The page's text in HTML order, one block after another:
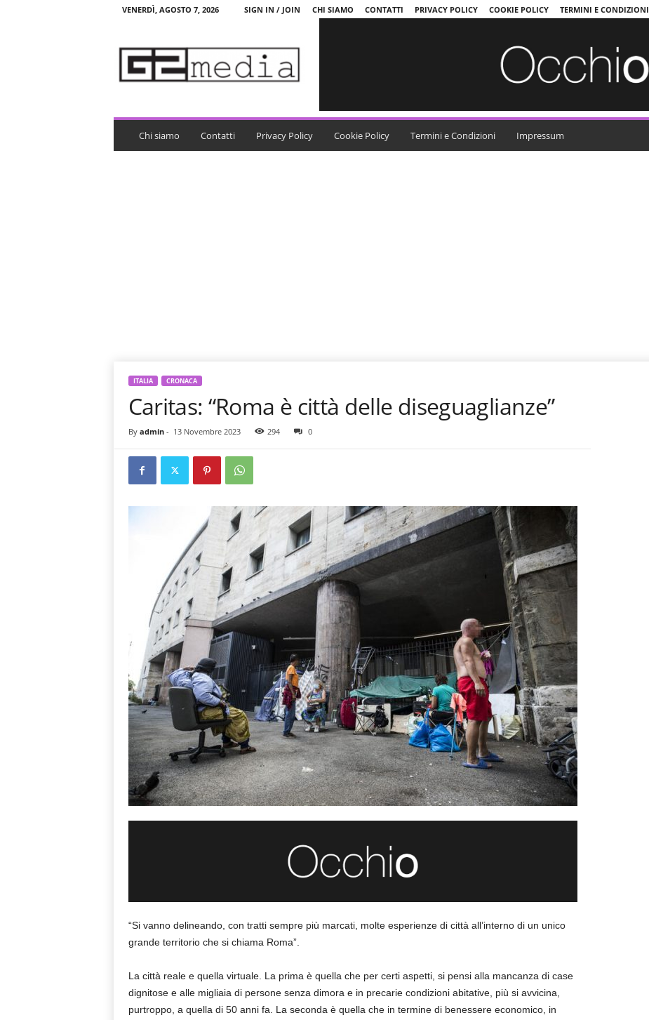
VENERDÌ, AGOSTO 7, 2026 SIGN IN / JOIN CHI SIAMO CONTATTI PRIVACY POLICY COOKIE POLICY TERMINI E CONDIZIONI
a
Chi siamo Contatti Privacy Policy Cookie Policy Termini e Condizioni Impressum
ITALIA CRONACA
Caritas: “Roma è città delle diseguaglianze”
By admin- 13 Novembre 2023 294 0
“Si vanno delineando, con tratti sempre più marcati, molte esperienze di città all’interno di un unico
grande territorio che si chiama Roma”.
La città reale e quella virtuale. La prima è quella che per certi aspetti, si pensi alla mancanza di case
dignitose e alle migliaia di persone senza dimora e in precarie condizioni abitative, più si avvicina,
purtroppo, a quella di 50 anni fa. La seconda è quella che in termine di benessere economico, in